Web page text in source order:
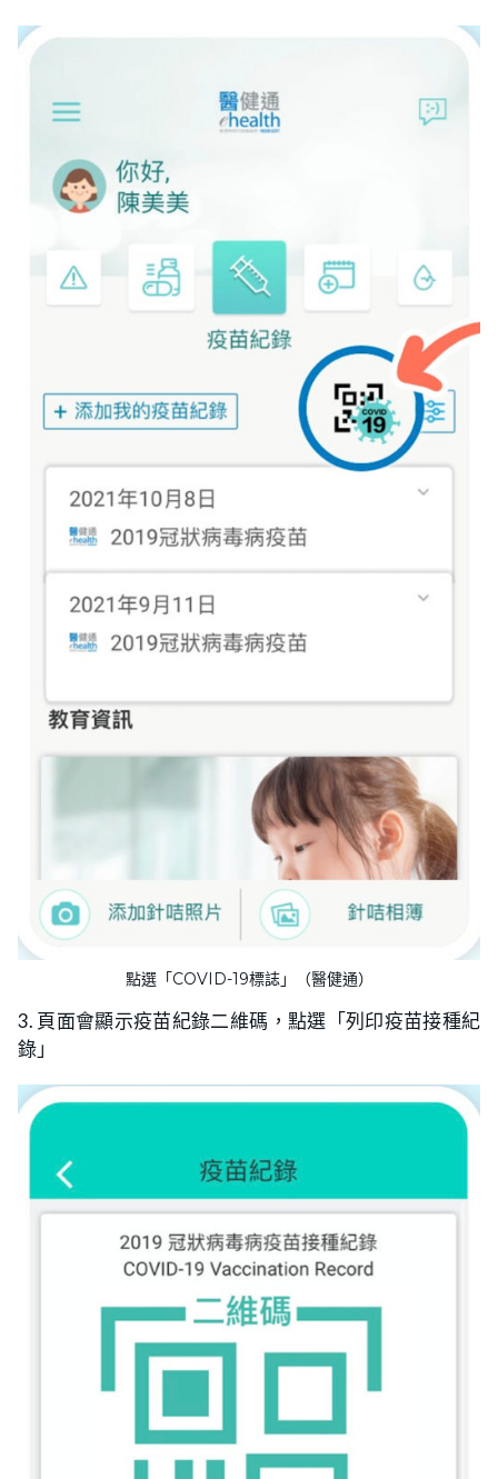
點選「COVID-19標誌」（醫健通）
3. 頁面會顯示疫苗紀錄二維碼，點選「列印疫苗接種紀
錄」